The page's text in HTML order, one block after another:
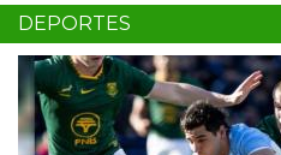
DEPORTES